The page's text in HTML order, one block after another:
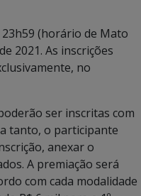
(horário de Mato
2021. As inscrições
no
ser inscritas com
tanto, o participante
anexar o
A premiação será
com cada modalidade